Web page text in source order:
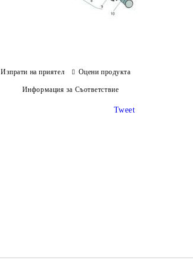
Изпрати на приятел Оцени продукта
Информация за Съответствие
Tweet